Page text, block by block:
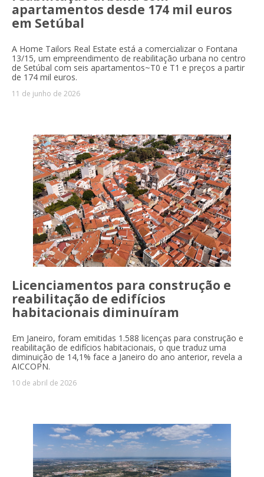
apartamentos desde 174 mil euros
em Setúbal
A Home Tailors Real Estate está a comercializar o Fontana
13/15, um empreendimento de reabilitação urbana no centro
de Setúbal com seis apartamentos~T0 e T1 e preços a partir
de 174 mil euros.
11 de junho de 2026
Licenciamentos para construção e
reabilitação de edifícios
habitacionais diminuíram
Em Janeiro, foram emitidas 1.588 licenças para construção e
reabilitação de edifícios habitacionais, o que traduz uma
diminuição de 14,1% face a Janeiro do ano anterior, revela a
AICCOPN.
10 de abril de 2026